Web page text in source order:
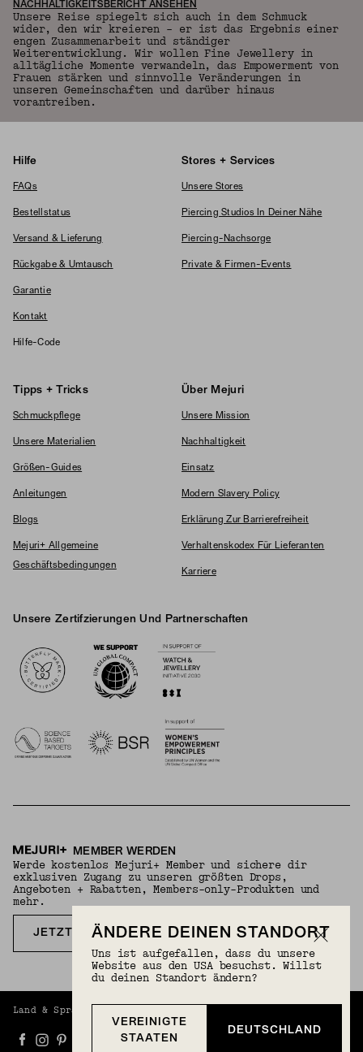
NACHHALTIGKEITSBERICHT ANSEHEN
Unsere Reise spiegelt sich auch in dem Schmuck
wider, den wir kreieren – er ist das Ergebnis einer
engen Zusammenarbeit und ständiger
Weiterentwicklung. Wir wollen Fine Jewellery in
alltägliche Momente verwandeln, das Empowerment von
Frauen stärken und sinnvolle Veränderungen in
unseren Gemeinschaften und darüber hinaus
vorantreiben.
Hilfe
FAQs
Bestellstatus
Versand & Lieferung
Rückgabe & Umtausch
Garantie
Kontakt
Hilfe-Code
Stores + Services
Unsere Stores
Piercing Studios In Deiner Nähe
Piercing-Nachsorge
Private & Firmen-Events
Tipps + Tricks
Schmuckpflege
Unsere Materialien
Größen-Guides
Anleitungen
Blogs
Mejuri+ Allgemeine
Geschäftsbedingungen
Über Mejuri
Unsere Mission
Nachhaltigkeit
Einsatz
Modern Slavery Policy
Erklärung Zur Barrierefreiheit
Verhaltenskodex Für Lieferanten
Karriere
Unsere Zertifzierungen Und Partnerschaften
MEMBER WERDEN
Werde kostenlos Mejuri+ Member und sichere dir
exklusiven Zugang zu unseren größten Drops,
Angeboten + Rabatten, Members-only-Produkten und
mehr.
JETZT KOSTENLOS ANMELDEN
Land & Sprache
ÄNDERE DEINEN STANDORT
Uns ist aufgefallen, dass du unsere
Website aus den USA besuchst. Willst
du deinen Standort ändern?
VEREINIGTE
STAATEN
DEUTSCHLAND